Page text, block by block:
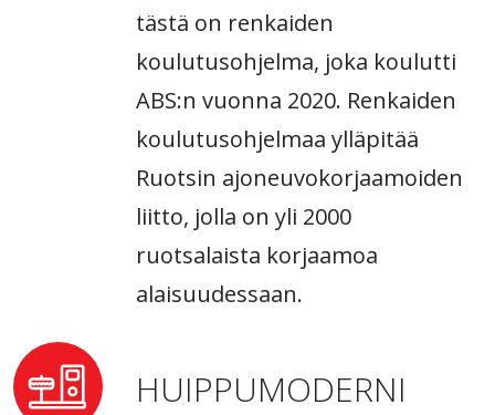
tästä on renkaiden
koulutusohjelma, joka koulutti
ABS:n vuonna 2020. Renkaiden
koulutusohjelmaa ylläpitää
Ruotsin ajoneuvokorjaamoiden
liitto, jolla on yli 2000
ruotsalaista korjaamoa
alaisuudessaan.
HUIPPUMODERNI